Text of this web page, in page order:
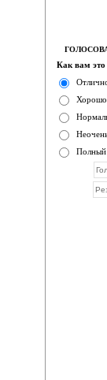
Как вам это
Хорошо.
Полный